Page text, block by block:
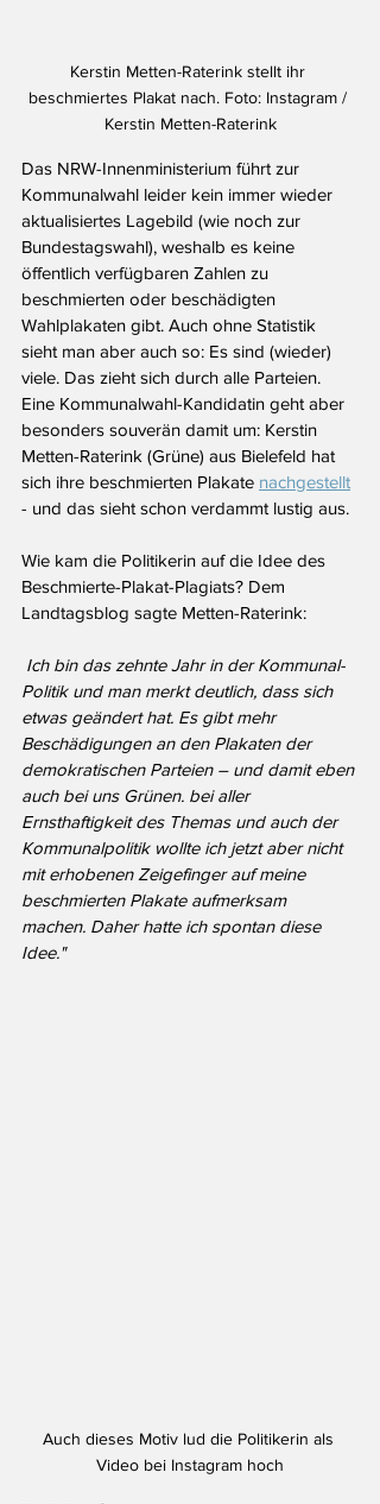
Kerstin Metten-Raterink stellt ihr
beschmiertes Plakat nach. Foto: Instagram /
Kerstin Metten-Raterink
Das NRW-Innenministerium führt zur
Kommunalwahl leider kein immer wieder
aktualisiertes Lagebild (wie noch zur
Bundestagswahl), weshalb es keine
öffentlich verfügbaren Zahlen zu
beschmierten oder beschädigten
Wahlplakaten gibt. Auch ohne Statistik
sieht man aber auch so: Es sind (wieder)
viele. Das zieht sich durch alle Parteien.
Eine Kommunalwahl-Kandidatin geht aber
besonders souverän damit um: Kerstin
Metten-Raterink (Grüne) aus Bielefeld hat
sich ihre beschmierten Plakate nachgestellt
- und das sieht schon verdammt lustig aus.
Wie kam die Politikerin auf die Idee des
Beschmierte-Plakat-Plagiats? Dem
Landtagsblog sagte Metten-Raterink:
Politik und man merkt deutlich, dass sich
etwas geändert hat. Es gibt mehr
Beschädigungen an den Plakaten der
demokratischen Parteien – und damit eben
auch bei uns Grünen. bei aller
Ernsthaftigkeit des Themas und auch der
Kommunalpolitik wollte ich jetzt aber nicht
mit erhobenen Zeigefinger auf meine
beschmierten Plakate aufmerksam
machen. Daher hatte ich spontan diese
Idee."
Auch dieses Motiv lud die Politikerin als
Video bei Instagram hoch